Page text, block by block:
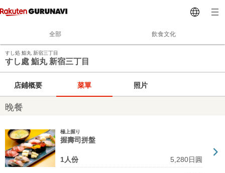
全部 飲食文化
すし処 鮨丸 新宿三丁目
すし處 鮨丸 新宿三丁目
店鋪概要 菜單 照片
晚餐
極上握り
握壽司拼盤
1人份 5,280日圓